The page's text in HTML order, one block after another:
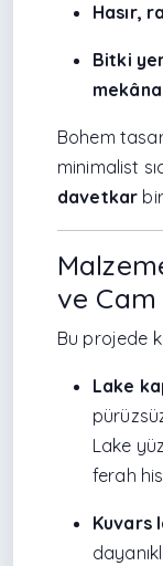
Hasır,
Bitki
mekâna
Bohem
minimalist
davetkar
ve Cam
Bu projede
Lake
Lake
ferah
Kuvars